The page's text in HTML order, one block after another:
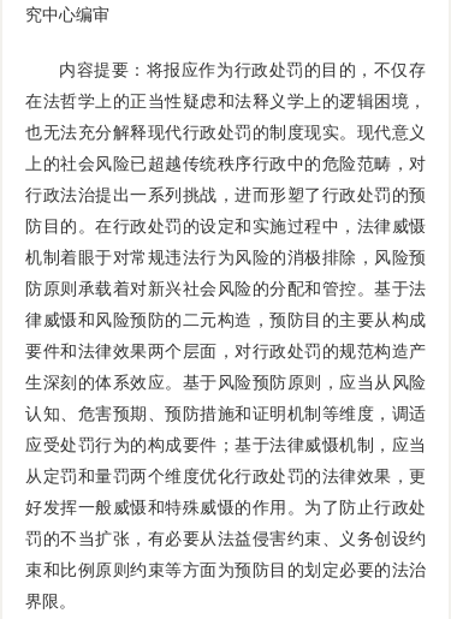
究中心编审
内容提要：将报应作为行政处罚的目的，不仅存
在法哲学上的正当性疑虑和法释义学上的逻辑困境，
也无法充分解释现代行政处罚的制度现实。现代意义
上的社会风险已超越传统秩序行政中的危险范畴，对
行政法治提出一系列挑战，进而形塑了行政处罚的预
防目的。在行政处罚的设定和实施过程中，法律威慑
机制着眼于对常规违法行为风险的消极排除，风险预
防原则承载着对新兴社会风险的分配和管控。基于法
律威慑和风险预防的二元构造，预防目的主要从构成
要件和法律效果两个层面，对行政处罚的规范构造产
生深刻的体系效应。基于风险预防原则，应当从风险
认知、危害预期、预防措施和证明机制等维度，调适
应受处罚行为的构成要件；基于法律威慑机制，应当
从定罚和量罚两个维度优化行政处罚的法律效果，更
好发挥一般威慑和特殊威慑的作用。为了防止行政处
罚的不当扩张，有必要从法益侵害约束、义务创设约
束和比例原则约束等方面为预防目的划定必要的法治
界限。